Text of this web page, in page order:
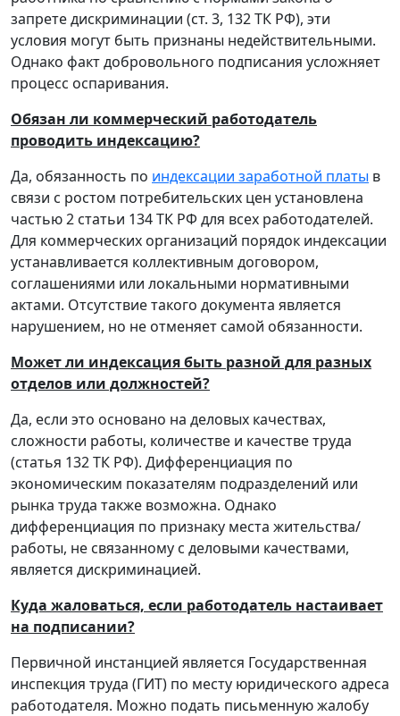
запрете дискриминации (ст. 3, 132 ТК РФ), эти
условия могут быть признаны недействительными.
Однако факт добровольного подписания усложняет
процесс оспаривания.
Обязан ли коммерческий работодатель
проводить индексацию?
Да, обязанность по индексации заработной платы в
связи с ростом потребительских цен установлена
частью 2 статьи 134 ТК РФ для всех работодателей.
Для коммерческих организаций порядок индексации
устанавливается коллективным договором,
соглашениями или локальными нормативными
актами. Отсутствие такого документа является
нарушением, но не отменяет самой обязанности.
Может ли индексация быть разной для разных
отделов или должностей?
Да, если это основано на деловых качествах,
сложности работы, количестве и качестве труда
(статья 132 ТК РФ). Дифференциация по
экономическим показателям подразделений или
рынка труда также возможна. Однако
дифференциация по признаку места жительства/
работы, не связанному с деловыми качествами,
является дискриминацией.
Куда жаловаться, если работодатель настаивает
на подписании?
Первичной инстанцией является Государственная
инспекция труда (ГИТ) по месту юридического адреса
работодателя. Можно подать письменную жалобу